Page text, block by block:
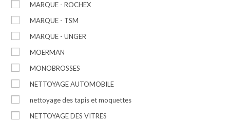
MARQUE - ROCHEX
MARQUE - TSM
MARQUE - UNGER
MOERMAN
MONOBROSSES
NETTOYAGE AUTOMOBILE
nettoyage des tapis et moquettes
NETTOYAGE DES VITRES